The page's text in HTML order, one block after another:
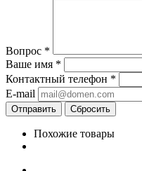
Вопрос *
Ваше имя *
Контактный телефон *
E-mail
Сбросить
Похожие товары